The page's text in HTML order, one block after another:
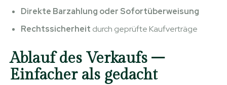
Direkte Barzahlung oder Sofortüberweisung
Rechtssicherheit durch geprüfte Kaufverträge
Ablauf des Verkaufs –
Einfacher als gedacht